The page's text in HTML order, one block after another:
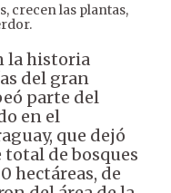
crecen las plantas,
la historia
del gran
parte del
en el
que dejó
de bosques
hectáreas, de